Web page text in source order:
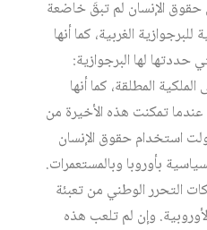
حقوق الإنسان لم تبقَ خاضعة
الغربية، كما أنها
حددتها لها البرجوازية:
المطلقة، كما أنها
تمكنت هذه الأخيرة من
استخدام حقوق الإنسان
بأوروبا وبالمستعمرات.
التحرر الوطني من تعبئة
وإن لم تلعب هذه